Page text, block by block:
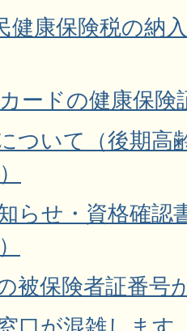
健康保険税の納
ードの健康保険
ついて（後期高
らせ・資格確認
被保険者証番号